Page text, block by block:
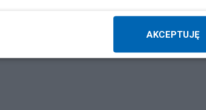
AKCEPTUJĘ